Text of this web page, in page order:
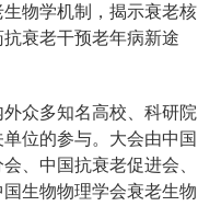
物学机制，揭示衰老核
衰老干预老年病新途
众多知名高校、科研院
位的参与。大会由中国
、中国抗衰老促进会、
生物物理学会衰老生物